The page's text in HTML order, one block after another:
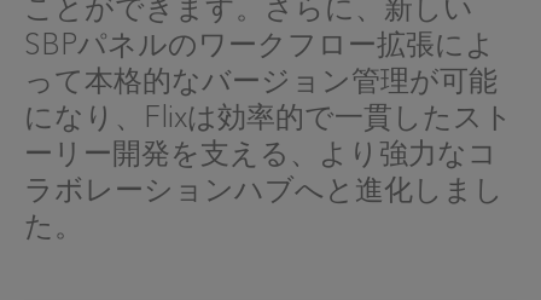
ことができます。さらに、新しい
SBPパネルのワークフロー拡張によ
って本格的なバージョン管理が可能
になり、Flixは効率的で一貫したスト
ーリー開発を支える、より強力なコ
ラボレーションハブへと進化しまし
た。